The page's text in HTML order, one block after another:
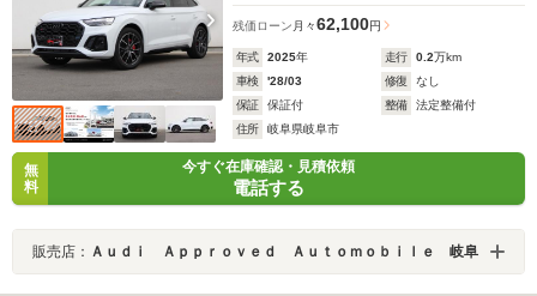
残価ローン 月々62,100円
年式 2025年 走行 0.2万km
車検
'28/03 修復
なし
保証
保証付 整備
法定整備付
住所
岐阜県岐阜市
無
料
今すぐ在庫確認・見積依頼
電話する
販売店： Ａｕｄｉ Ａｐｐｒｏｖｅｄ Ａｕｔｏｍｏｂｉｌｅ 岐阜